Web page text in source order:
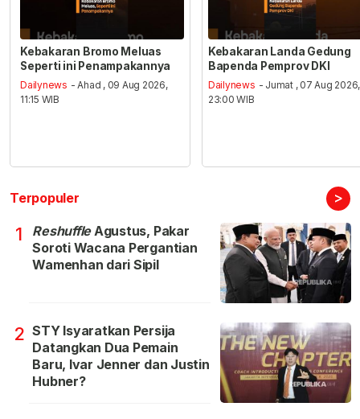
Kebakaran Bromo Meluas
Seperti ini Penampakannya
Dailynews - Ahad , 09 Aug 2026,
11:15 WIB
Kebakaran Landa Gedung
Bapenda Pemprov DKI
Dailynews - Jumat , 07 Aug 2026,
23:00 WIB
Terpopuler >
1 ReshuffleAgustus, Pakar
Soroti Wacana Pergantian
Wamenhan dari Sipil
2 STY Isyaratkan Persija
Datangkan Dua Pemain
Baru, Ivar Jenner dan Justin
Hubner?